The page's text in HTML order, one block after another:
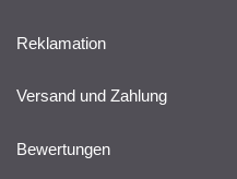
Reklamation
Versand und Zahlung
Bewertungen